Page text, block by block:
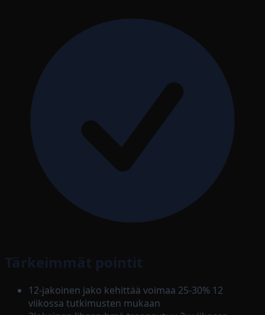
Tärkeimmät pointit
12-jakoinen jako kehittää voimaa 25-30% 12
viikossa tutkimusten mukaan